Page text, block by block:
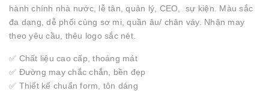
hành chính nhà nước, lễ tân, quản lý, CEO, sự kiện. Màu sắc
đa dạng, dễ phối cùng sơ mi, quần âu/ chân váy. Nhận may
theo yêu cầu, thêu logo sắc nét.
✅ Chất liệu cao cấp, thoáng mát
✅ Đường may chắc chắn, bền đẹp
✅ Thiết kế chuẩn form, tôn dáng